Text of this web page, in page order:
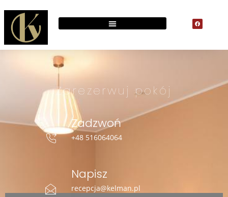
Zarezerwuj pokój
Zadzwoń
+48 516064064
Napisz
recepcja@kelman.pl